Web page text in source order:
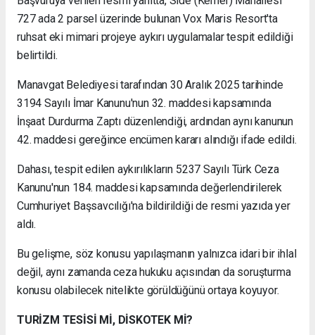
727 ada 2 parsel üzerinde bulunan Vox Maris Resort'ta
ruhsat eki mimari projeye aykırı uygulamalar tespit edildiği
belirtildi.
Manavgat Belediyesi tarafından 30 Aralık 2025 tarihinde
3194 Sayılı İmar Kanunu'nun 32. maddesi kapsamında
İnşaat Durdurma Zaptı düzenlendiği, ardından aynı kanunun
42. maddesi gereğince encümen kararı alındığı ifade edildi.
Dahası, tespit edilen aykırılıkların 5237 Sayılı Türk Ceza
Kanunu'nun 184. maddesi kapsamında değerlendirilerek
Cumhuriyet Başsavcılığı'na bildirildiği de resmi yazıda yer
aldı.
Bu gelişme, söz konusu yapılaşmanın yalnızca idari bir ihlal
değil, aynı zamanda ceza hukuku açısından da soruşturma
konusu olabilecek nitelikte görüldüğünü ortaya koyuyor.
TURİZM TESİSİ Mİ, DİSKOTEK Mİ?